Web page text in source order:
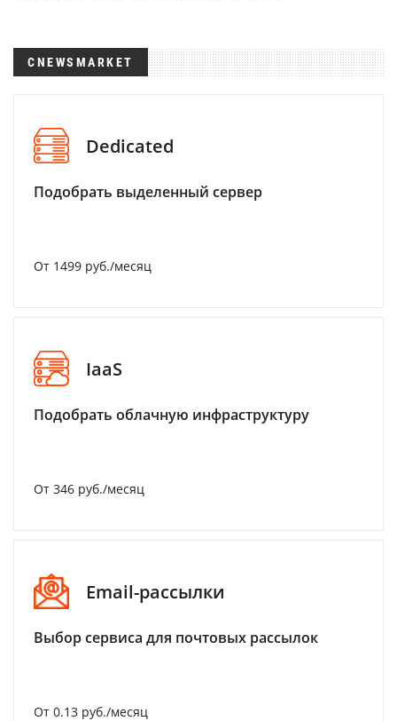
CNEWSMARKET
Dedicated
Подобрать выделенный сервер
От 1499 руб./месяц
IaaS
Подобрать облачную инфраструктуру
От 346 руб./месяц
Email-рассылки
Выбор сервиса для почтовых рассылок
От 0.13 руб./месяц